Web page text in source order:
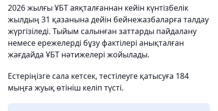
2026 жылғы ҰБТ аяқталғаннан кейін күнтізбелік
жылдың 31 қазанына дейін бейнежазбаларға талдау
жүргізіледі. Тыйым салынған заттарды пайдалану
немесе ережелерді бұзу фактілері анықталған
жағдайда ҰБТ нәтижелері жойылады.
Естеріңізге сала кетсек, тестілеуге қатысуға 184
мыңға жуық өтініш келіп түсті.